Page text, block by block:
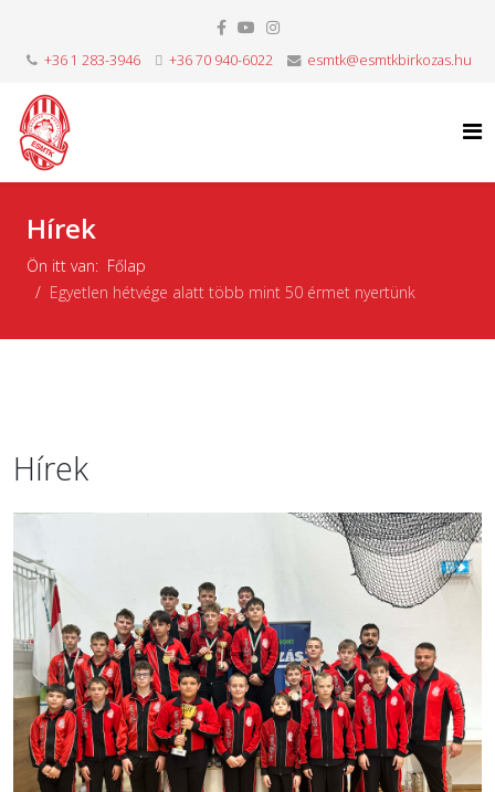
+36 1 283-3946 +36 70 940-6022 esmtk@esmtkbirkozas.hu
Hírek
Ön itt van: Főlap
Egyetlen hétvége alatt több mint 50 érmet nyertünk
Hírek